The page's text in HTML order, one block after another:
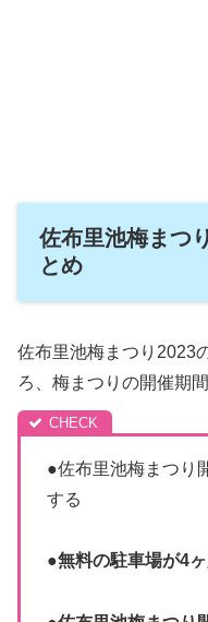
佐布里池梅まつ
とめ
佐布里池梅まつり2023
ろ、梅まつりの開催期
●佐布里池梅まつり
する
●無料の駐車場が4